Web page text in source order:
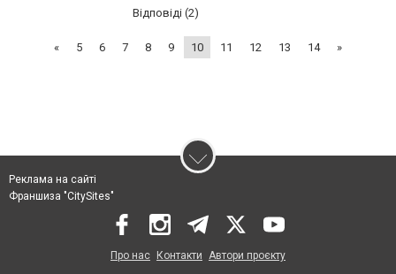
Відповіді (2)
« 5 6 7 8 9 10 11 12 13 14 »
Реклама на сайті
Франшиза "CitySites"
Про нас Контакти Автори проєкту